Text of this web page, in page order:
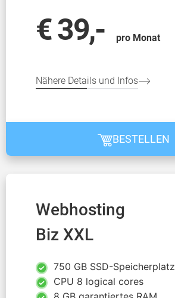
€ 39,- pro Monat
Nähere Details und Infos
BESTELLEN
Webhosting
Biz XXL
750 GB SSD-Speicherplatz
CPU 8 logical cores